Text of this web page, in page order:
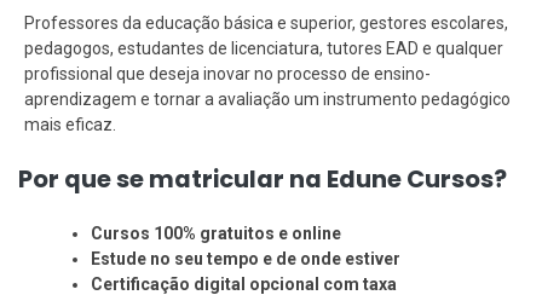
Professores da educação básica e superior, gestores escolares,
pedagogos, estudantes de licenciatura, tutores EAD e qualquer
profissional que deseja inovar no processo de ensino-
aprendizagem e tornar a avaliação um instrumento pedagógico
mais eficaz.
Por que se matricular na Edune Cursos?
Cursos 100% gratuitos e online
Estude no seu tempo e de onde estiver
Certificação digital opcional com taxa